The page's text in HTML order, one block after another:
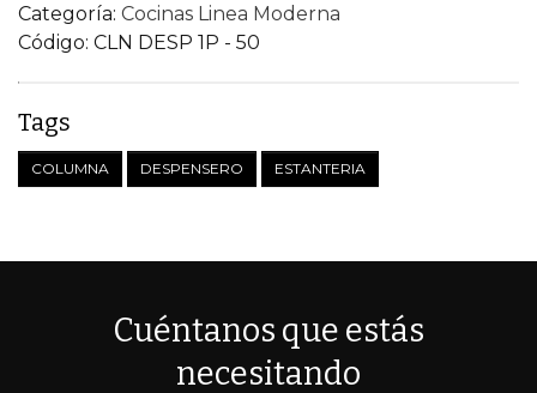
Categoría: Cocinas Linea Moderna
Código: CLN DESP 1P - 50
Tags
COLUMNA DESPENSERO ESTANTERIA
Cuéntanos que estás
necesitando